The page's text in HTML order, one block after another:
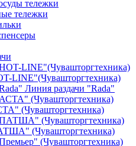
тележки
тележки
LINE"(Чувашторгтехника)
Линия раздачи "Rada"
(Чувашторгтехника)
(Чувашторгтехника)